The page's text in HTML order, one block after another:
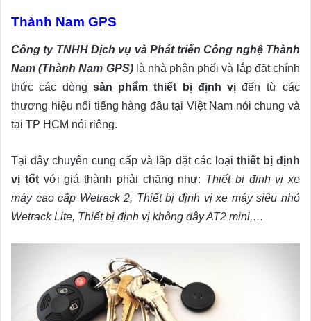
Thành Nam GPS
Công ty TNHH Dịch vụ và Phát triển Công nghệ Thành
Nam (Thành Nam GPS)là nhà phân phối và lắp đặt chính
thức các dòng sản phẩm thiết bị định vị đến từ các
thương hiệu nổi tiếng hàng đầu tại Việt Nam nói chung và
tại TP HCM nói riêng.
Tại đây chuyên cung cấp và lắp đặt các loại thiết bị định
vị tốtvới giá thành phải chăng như: Thiết bị định vị xe
máy cao cấp Wetrack 2, Thiết bị định vị xe máy siêu nhỏ
Wetrack Lite, Thiết bị định vị không dây AT2 mini,…